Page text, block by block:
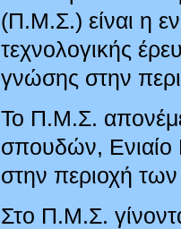
(Π.Μ.Σ.) είναι η
τεχνολογικής
γνώσης στην
Το Π.Μ.Σ.
σπουδών, Ενιαίο
στην περιοχή
Στο Π.Μ.Σ.